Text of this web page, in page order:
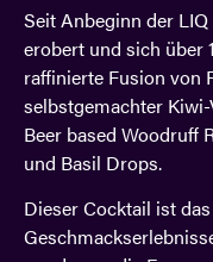
Seit Anbeginn der
erobert und sich über
raffinierte Fusion von
selbstgemachter
Beer based Woodruff
und Basil Drops.
Dieser Cocktail ist